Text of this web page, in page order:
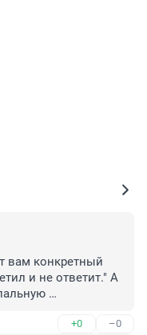
вам конкретный
и не ответит." А
+0 –0